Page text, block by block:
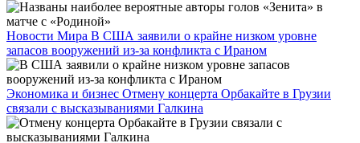
Новости Мира В США заявили о крайне низком уровне
запасов вооружений из-за конфликта с Ираном
Экономика и бизнес Отмену концерта Орбакайте в Грузии
связали с высказываниями Галкина